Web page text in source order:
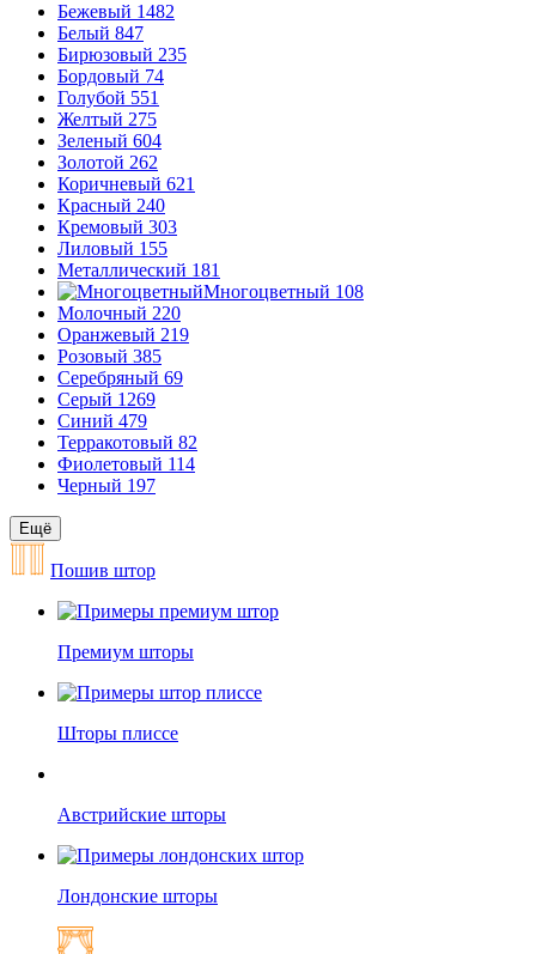
Бежевый 1482
Белый 847
Бирюзовый 235
Бордовый 74
Голубой 551
Желтый 275
Зеленый 604
Золотой 262
Коричневый 621
Красный 240
Кремовый 303
Лиловый 155
Металлический 181
Многоцветный 108
Молочный 220
Оранжевый 219
Розовый 385
Серебряный 69
Серый 1269
Синий 479
Терракотовый 82
Фиолетовый 114
Черный 197
Ещё
Пошив штор
Премиум шторы
Шторы плиссе
Австрийские шторы
Лондонские шторы